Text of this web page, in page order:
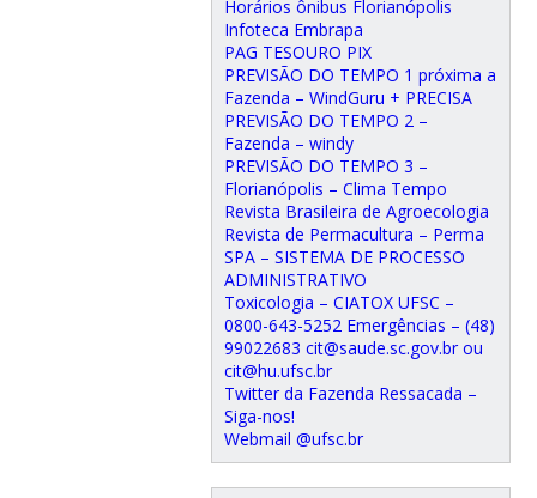
Horários ônibus Florianópolis
Infoteca Embrapa
PAG TESOURO PIX
PREVISÃO DO TEMPO 1 próxima a
Fazenda – WindGuru + PRECISA
PREVISÃO DO TEMPO 2 –
Fazenda – windy
PREVISÃO DO TEMPO 3 –
Florianópolis – Clima Tempo
Revista Brasileira de Agroecologia
Revista de Permacultura – Perma
SPA – SISTEMA DE PROCESSO
ADMINISTRATIVO
Toxicologia – CIATOX UFSC –
0800-643-5252 Emergências – (48)
99022683 cit@saude.sc.gov.br ou
cit@hu.ufsc.br
Twitter da Fazenda Ressacada –
Siga-nos!
Webmail @ufsc.br